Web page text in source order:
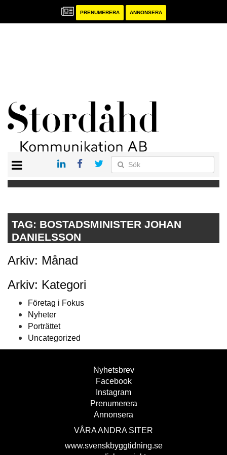
PRENUMERERA ANNONSERA
TAG: BOSTADSMINISTER JOHAN
DANIELSSON
Arkiv: Månad
Arkiv: Kategori
Företag i Fokus
Nyheter
Porträttet
Uncategorized
Nyhetsbrev
Facebook
Instagram
Prenumerera
Annonsera
VÅRA ANDRA SITER
www.svenskbyggtidning.se